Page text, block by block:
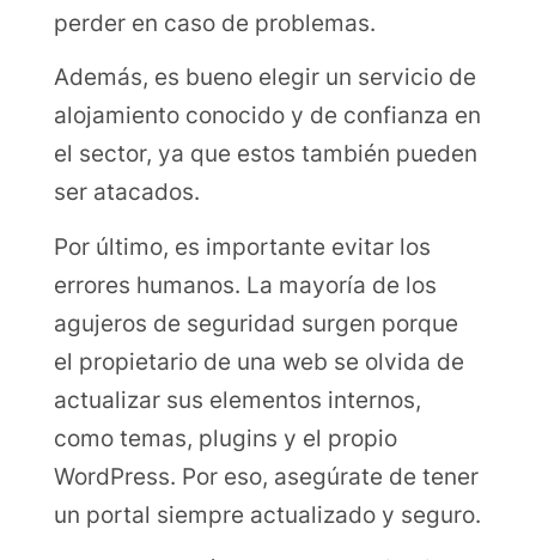
perder en caso de problemas.
Además, es bueno elegir un servicio de
alojamiento conocido y de confianza en
el sector, ya que estos también pueden
ser atacados.
Por último, es importante evitar los
errores humanos. La mayoría de los
agujeros de seguridad surgen porque
el propietario de una web se olvida de
actualizar sus elementos internos,
como temas, plugins y el propio
WordPress. Por eso, asegúrate de tener
un portal siempre actualizado y seguro.